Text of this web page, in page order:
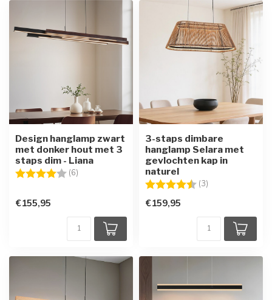
Design hanglamp zwart
met donker hout met 3
staps dim - Liana
Beoordeling: (6)
€155,95
3-staps dimbare
hanglamp Selara met
gevlochten kap in
naturel
Beoordeling: (3)
€159,95